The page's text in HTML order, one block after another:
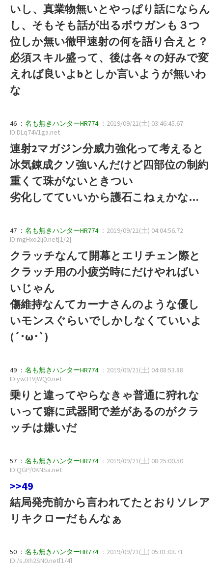
いし、真業物無いとやっぱり話にならん
し、そもそも話が出るボウガンも３つ
位しか無い徹甲速射の何を語り合えと？
必須スキル盛って、後は各々の好みで変
えれば良いよbとしか言いようが無いわ
な
46 ： 名も無きハンターHR774 ：2019/09/21(土) 03:46:45.67
ID:DLq74V1ga.net
連射2マガジン分威力強化って考えると
冰気錬成クソ強いんだけど四部位の制約
重くて珠がないときつい
劣化してていいから護石こねぇかな…
47 ： 名も無きハンターHR774 ：2019/09/21(土) 04:04:56.72
ID:mgHxo2lj0.net[1/2]
クラッチなんて開幕とエリチェン際と
クラッチ用の小疲労時にだけやればい
いじゃん
傷維持なんてカーナさんのような優し
いモンスぐらいでしかしなくていいよ
(´･ω･`)
49 ： 名も無きハンターHR774 ：2019/09/21(土) 04:08:53.88
ID:yw3TVjWQ0.net
乗りと違ってやらなきゃ普通に狩れな
いって癖に武器間で差があるのがクラ
ッチは嫌いだ
57 ： 名も無きハンターHR774 ：2019/09/21(土) 08:25:00.50
ID:QGP/0KNSa.net
>>49
結局発売前から言われてたとおりソレア
リキクローだもんなぁ
50 ： 名も無きハンターHR774 ：2019/09/21(土) 05:01:03.71
ID:/sJXh2SN0.net[1/4]